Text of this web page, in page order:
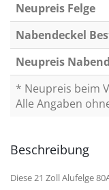
Neupreis Felge
Nabendeckel
Neupreis
* Neupreis beim
Alle Angaben
Beschreibung
Diese 21 Zoll Alufelge